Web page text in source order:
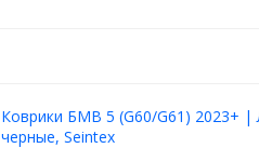
Коврики БМВ 5 (G60/G61) 2023+ |
черные, Seintex